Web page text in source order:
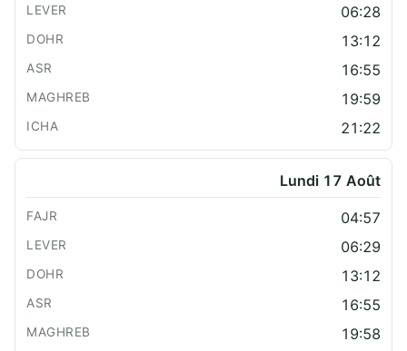
06:28
13:12
16:55
19:59
21:22
Lundi 17 Août
04:57
06:29
13:12
16:55
19:58